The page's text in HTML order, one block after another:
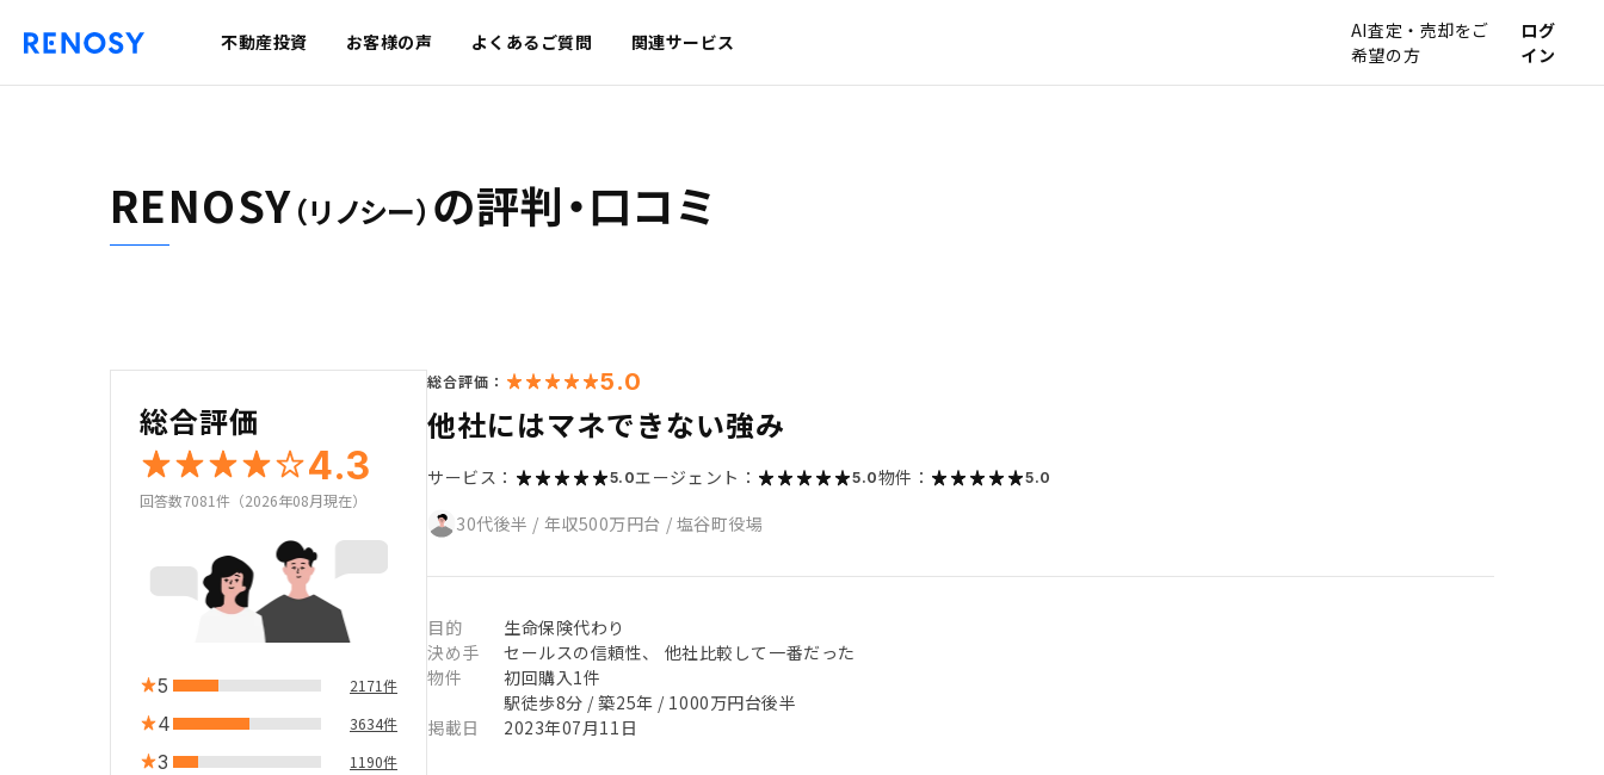
不動産投資 お客様の声 よくあるご質問 関連サービス
AI査定・売却をご
希望の方
ログ
イン
RENOSY（リノシー） の評判・口コミ
総合評価
4.3
回答数7081件（2026年08月現在）
5 2171件
4 3634件
3 1190件
総合評価： 5.0
他社にはマネできない強み
サービス： 5.0エージェント： 5.0物件： 5.0
30代後半 / 年収500万円台 / 塩谷町役場
目的
生命保険代わり
決め手
セールスの信頼性、 他社比較して一番だった
物件
初回購入1件
駅徒歩8分 / 築25年 / 1000万円台後半
掲載日
2023年07月11日